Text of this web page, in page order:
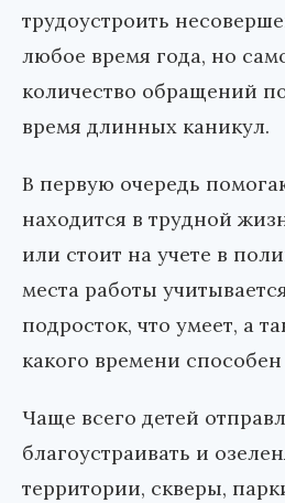
трудоустроить
любое время года, но
количество обращений
время длинных каникул.
В первую очередь
находится в трудной
или стоит на учете в
места работы
подросток, что умеет, а
какого времени способен
Чаще всего детей
благоустраивать и
территории, скверы,